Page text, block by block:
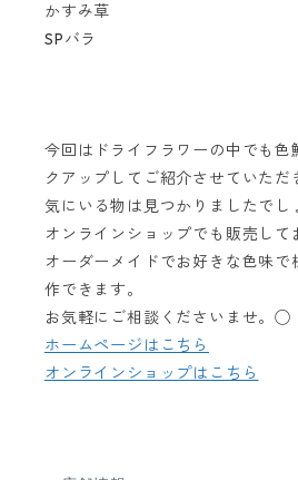
かすみ草
SPバラ
今回はドライフラワーの中でも色
クアップしてご紹介させていただ
気にいる物は見つかりましたでし
オンラインショップでも販売して
オーダーメイドでお好きな色味で
作できます。
お気軽にご相談くださいませ。◯
ホームページはこちら
オンラインショップはこちら